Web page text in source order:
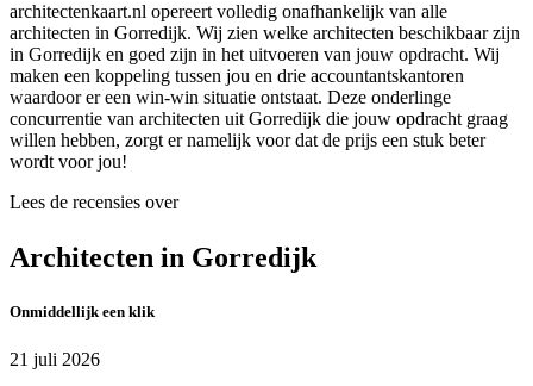
architectenkaart.nl opereert volledig onafhankelijk van alle
architecten in Gorredijk. Wij zien welke architecten beschikbaar zijn
in Gorredijk en goed zijn in het uitvoeren van jouw opdracht. Wij
maken een koppeling tussen jou en drie accountantskantoren
waardoor er een win-win situatie ontstaat. Deze onderlinge
concurrentie van architecten uit Gorredijk die jouw opdracht graag
willen hebben, zorgt er namelijk voor dat de prijs een stuk beter
wordt voor jou!
Lees de recensies over
Architecten in Gorredijk
Onmiddellijk een klik
21 juli 2026